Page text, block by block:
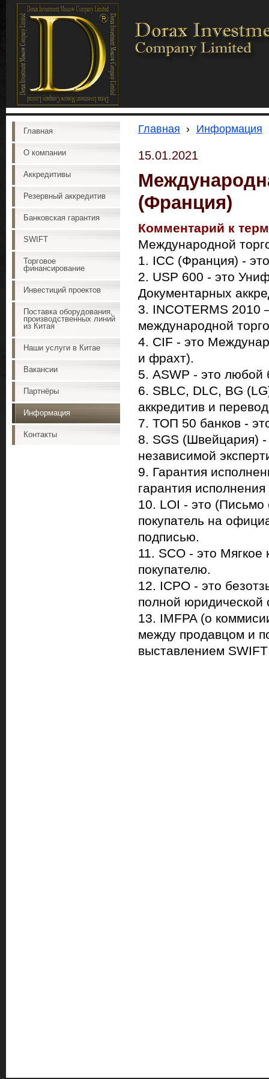
Главная
О компании
Аккредитивы
Резервный аккредитив
Банковская гарантия
SWIFT
Торговое
финансирование
Инвестиций проектов
Поставка оборудования,
производственных линий
из Китая
Наши услуги в Китае
Вакансии
Партнёры
Информация
Контакты
Главная › Информация
15.01.2021
(Франция)
Комментарий к
Международной
1. ICC (Франция) -
2. USP 600 - это
Документарных
3. INCOTERMS 2010
международной
4. CIF - это
и фрахт).
5. ASWP - это любой
6. SBLC, DLC, BG
аккредитив и
7. ТОП 50 банков -
8. SGS (Швейцария) -
независимой
9. Гарантия
гарантия исполнения
10. LOI - это (Письмо
покупатель на
подписью.
11. SCO - это
покупателю.
12. IСPO - это
полной юридической
13. IMFPA (о
между продавцом и
выставлением